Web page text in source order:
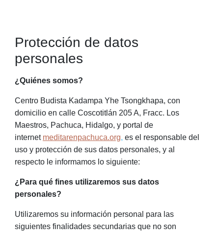
Protección de datos
personales
¿Quiénes somos?
Centro Budista Kadampa Yhe Tsongkhapa, con
domicilio en calle Coscotitlán 205 A, Fracc. Los
Maestros, Pachuca, Hidalgo, y portal de
internet meditarenpachuca.org, es el responsable del
uso y protección de sus datos personales, y al
respecto le informamos lo siguiente:
¿Para qué fines utilizaremos sus datos
personales?
Utilizaremos su información personal para las
siguientes finalidades secundarias que no son